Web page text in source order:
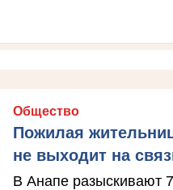
Общество
Пожилая
не выходит на
В Анапе разыскивают